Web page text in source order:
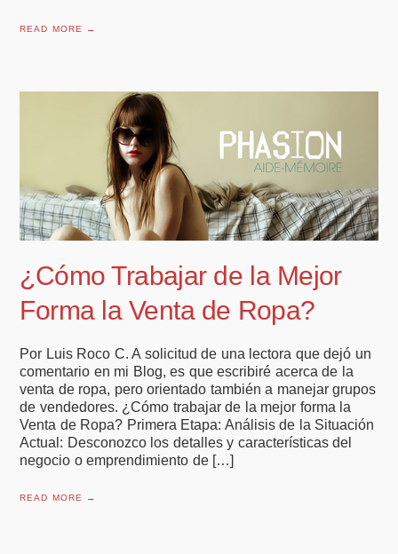
READ MORE →
¿Cómo Trabajar de la Mejor
Forma la Venta de Ropa?
Por Luis Roco C. A solicitud de una lectora que dejó un
comentario en mi Blog, es que escribiré acerca de la
venta de ropa, pero orientado también a manejar grupos
de vendedores. ¿Cómo trabajar de la mejor forma la
Venta de Ropa? Primera Etapa: Análisis de la Situación
Actual: Desconozco los detalles y características del
negocio o emprendimiento de […]
READ MORE →